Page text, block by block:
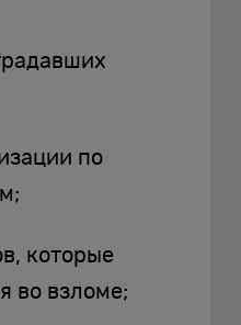
по
которые
во взломе;